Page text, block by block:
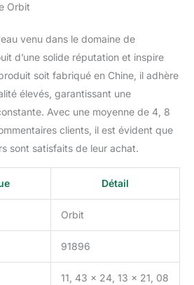
Orbit
venu dans le domaine de
d’une solide réputation et inspire
soit fabriqué en Chine, il adhère
élevés, garantissant une
Avec une moyenne de 4, 8
clients, il est évident que
sont satisfaits de leur achat.
Détail
Orbit
91896
11, 43 x 24, 13 x 21, 08